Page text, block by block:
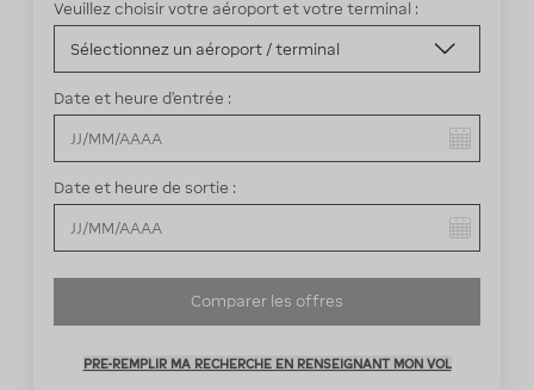
Veuillez choisir votre aéroport et votre terminal :
Date et heure d’entrée :
Date et heure de sortie :
Comparer les offres
PRE-REMPLIR MA RECHERCHE EN RENSEIGNANT MON VOL